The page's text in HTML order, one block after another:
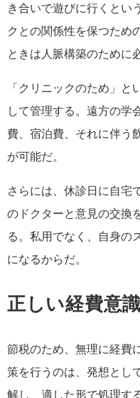
き合いで遊びに行くとい
クとの関係性を保つため
ときは人脈構築のために
「クリニックのため」
して管理する。遠方の学
費、宿泊費、それに伴う
が可能だ。
さらには、休診日に自宅
のドクターと意見の交換
る。私用でなく、自身の
になるからだ。
正しい経費意
節税のため、無理に経費
策を行うのは、発想とし
解し、適した形で処理す